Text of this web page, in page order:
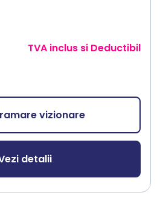
TVA inclus si Deductibil
vizionare
detalii